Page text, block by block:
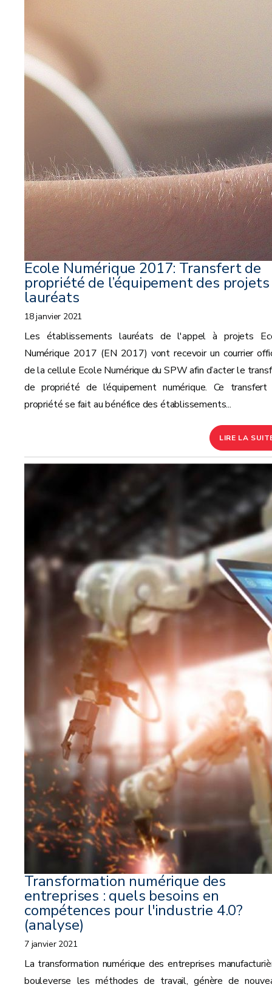
Ecole Numérique 2017: Transfert de
propriété de l’équipement des projets
lauréats
18 janvier 2021
Les établissements lauréats de l'appel à projets
Numérique 2017 (EN 2017) vont recevoir un courrier
de la cellule Ecole Numérique du SPW afin d’acter le
de propriété de l’équipement numérique. Ce
propriété se fait au bénéfice des établissements...
LIRE LA
Transformation numérique des
entreprises : quels besoins en
compétences pour l'industrie 4.0?
(analyse)
7 janvier 2021
La transformation numérique des entreprises
bouleverse les méthodes de travail, génère de